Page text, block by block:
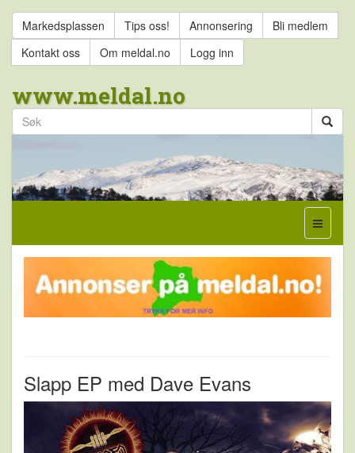
Markedsplassen Tips oss! Annonsering
Bli medlem
Kontakt oss
Om meldal.no Logg inn
www.meldal.no
Slapp EP med Dave Evans